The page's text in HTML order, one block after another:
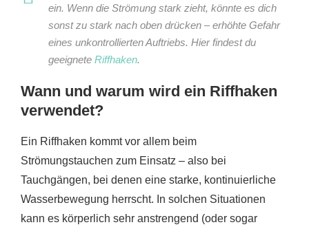
ein. Wenn die Strömung stark zieht, könnte es dich
sonst zu stark nach oben drücken – erhöhte Gefahr
eines unkontrollierten Auftriebs. Hier findest du
geeignete Riffhaken.
Wann und warum wird ein Riffhaken
verwendet?
Ein Riffhaken kommt vor allem beim
Strömungstauchen zum Einsatz – also bei
Tauchgängen, bei denen eine starke, kontinuierliche
Wasserbewegung herrscht. In solchen Situationen
kann es körperlich sehr anstrengend (oder sogar